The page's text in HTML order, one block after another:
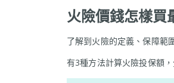
火險價錢怎樣買
了解到火險的定義、保障範
有3種方法計算火險投保額